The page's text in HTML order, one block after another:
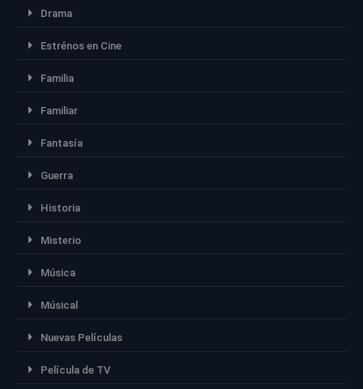
Drama
Estrénos en Cine
Familia
Familiar
Fantasía
Guerra
Historia
Misterio
Música
Músical
Nuevas Películas
Película de TV